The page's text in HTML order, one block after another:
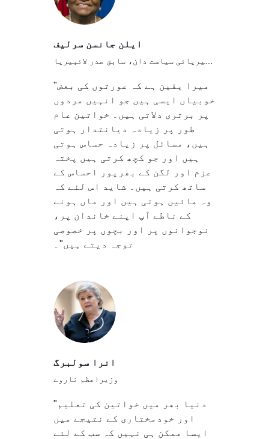
ایلن جانسن سرلیف
لائبیریائی سیاست دان، سابق صدر لائبیریا
"میرا یقین ہے کہ عورتوں کی بعض
خوبیاں ایسی ہیں جو انہیں مردوں
پر برتری دلاتی ہیں۔ خواتین عام
طور پر زیادہ دیانتدار ہوتی
ہیں، مسائل پر زیادہ حساس ہوتی
ہیں اور جو کچھ کرتی ہیں پختہ
عزم اور لگن کے بھرپور احساس کے
ساتھ کرتی ہیں۔ شاید اس لئے کہ
وہ مائیں ہوتی ہیں اور ماں ہونے
کے ناطے آپ اپنے خاندان پر،
نوجوانوں پر اور بچوں پر خصوصی
توجہ دیتے ہیں"۔
انرا سولبرگ
وزیراعظم ناروے
"دنیا بھر میں خواتین کی تعلیم
اور خودمختاری کے نتیجے میں
ایسا ممکن ہی نہیں کہ سب کے لئے